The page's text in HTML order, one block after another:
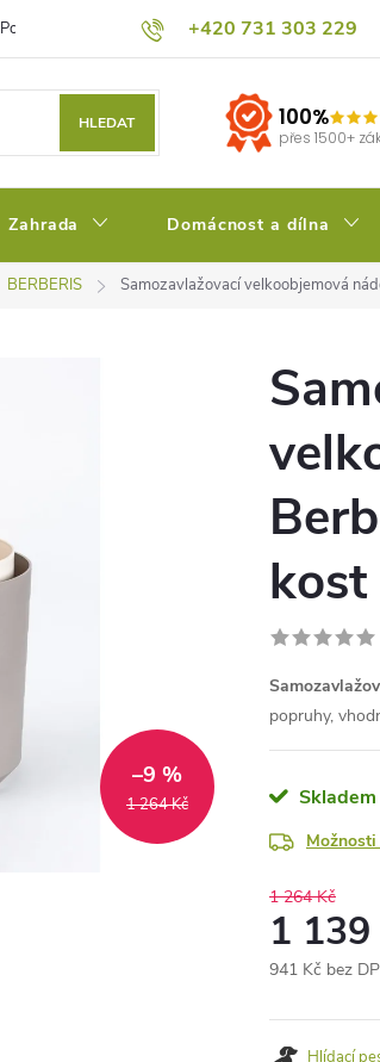
+420 731 303 229
Podmínky ochrany osobních údajů Pěstitelský blog
HLEDAT 100%
přes 1500+
Zahrada Domácnost a dílna
BERBERIS Samozavlažovací velkoobjemová
1 264 Kč
–9 %
kost
popruhy,
Skladem
1 264 Kč
1 139
941 Kč bez
cena:
Hlídací